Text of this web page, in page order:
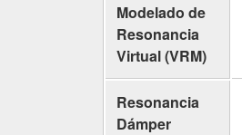
Modelado de
Resonancia
Virtual (VRM)
Resonancia
Dámper